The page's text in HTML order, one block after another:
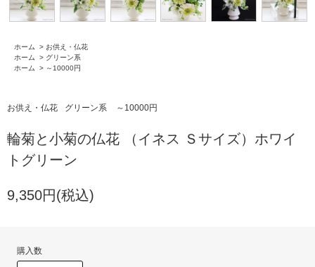
ホーム > お供え・仏花
ホーム
> グリーン系
ホーム
> ～10000円
お供え・仏花 グリーン系 ～10000円
輪菊と小菊の仏花 （イネス Ｓサイズ）ホワイ
トグリーン
9,350円(税込)
購入数